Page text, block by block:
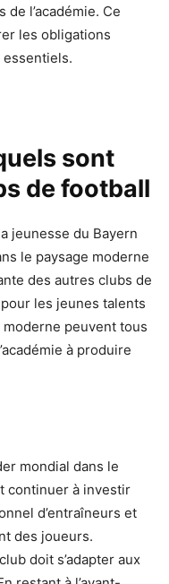
l’académie. Ce
les obligations
sont
de football
jeunesse du Bayern
le paysage moderne
des autres clubs de
les jeunes talents
peuvent tous
à produire
mondial dans le
continuer à investir
d’entraîneurs et
des joueurs.
doit s’adapter aux